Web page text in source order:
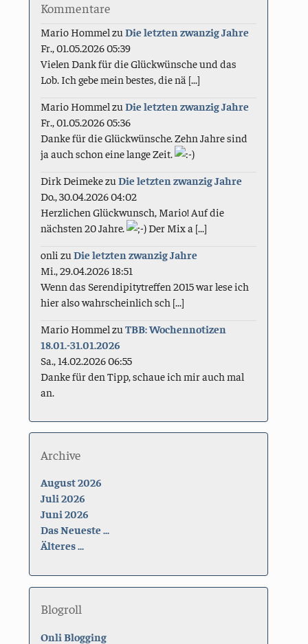
Kommentare
Mario Hommel zuDie letzten zwanzig Jahre
Fr., 01.05.2026 05:39
Vielen Dank für die Glückwünsche und das
Lob. Ich gebe mein bestes, die nä [...]
Mario Hommel zuDie letzten zwanzig Jahre
Fr., 01.05.2026 05:36
Danke für die Glückwünsche. Zehn Jahre sind
ja auch schon eine lange Zeit.
Dirk DeimekezuDie letzten zwanzig Jahre
Do., 30.04.2026 04:02
Herzlichen Glückwunsch, Mario! Auf die
nächsten 20 Jahre.
Der Mix a [...]
onli zuDie letzten zwanzig Jahre
Mi., 29.04.2026 18:51
Wenn das Serendipitytreffen 2015 war lese ich
hier also wahrscheinlich sch [...]
Mario Hommel zuTBB: Wochennotizen
18.01.-31.01.2026
Sa., 14.02.2026 06:55
Danke für den Tipp, schaue ich mir auch mal
an.
Archive
August 2026
Juli 2026
Juni 2026
Das Neueste ...
Älteres ...
Blogroll
Onli Blogging